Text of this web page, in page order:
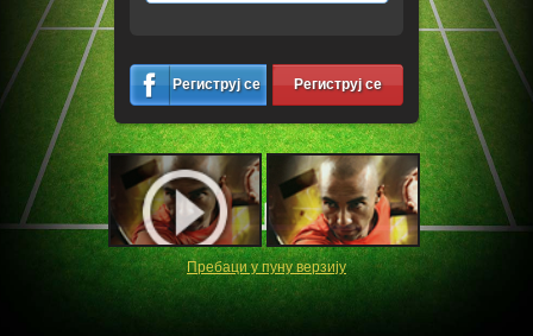
Региструј се Региструј се
Пребаци у пуну верзију